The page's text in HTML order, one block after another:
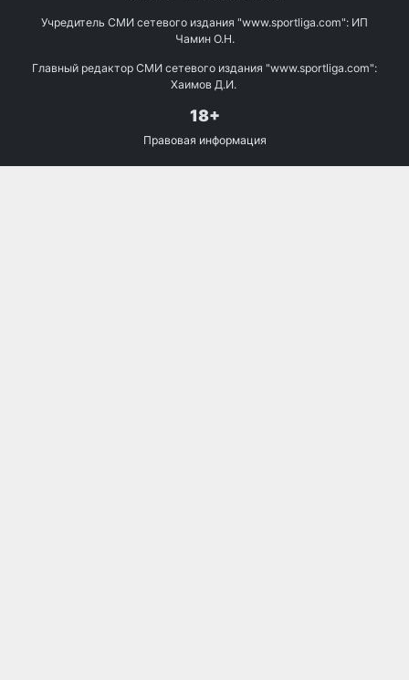
Учредитель СМИ сетевого издания "www.sportliga.com": ИП
Чамин О.Н.
Главный редактор СМИ сетевого издания "www.sportliga.com":
Хаимов Д.И.
18+
Правовая информация